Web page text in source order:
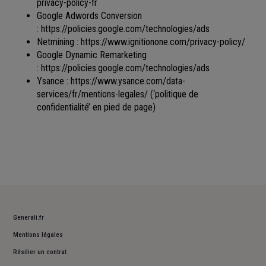
privacy-policy-fr
Google Adwords Conversion
: https://policies.google.com/technologies/ads
Netmining : https://www.ignitionone.com/privacy-policy/
Google Dynamic Remarketing
: https://policies.google.com/technologies/ads
Ysance : https://www.ysance.com/data-
services/fr/mentions-legales/ (‘politique de
confidentialité’ en pied de page)
Generali.fr
Mentions légales
Résilier un contrat